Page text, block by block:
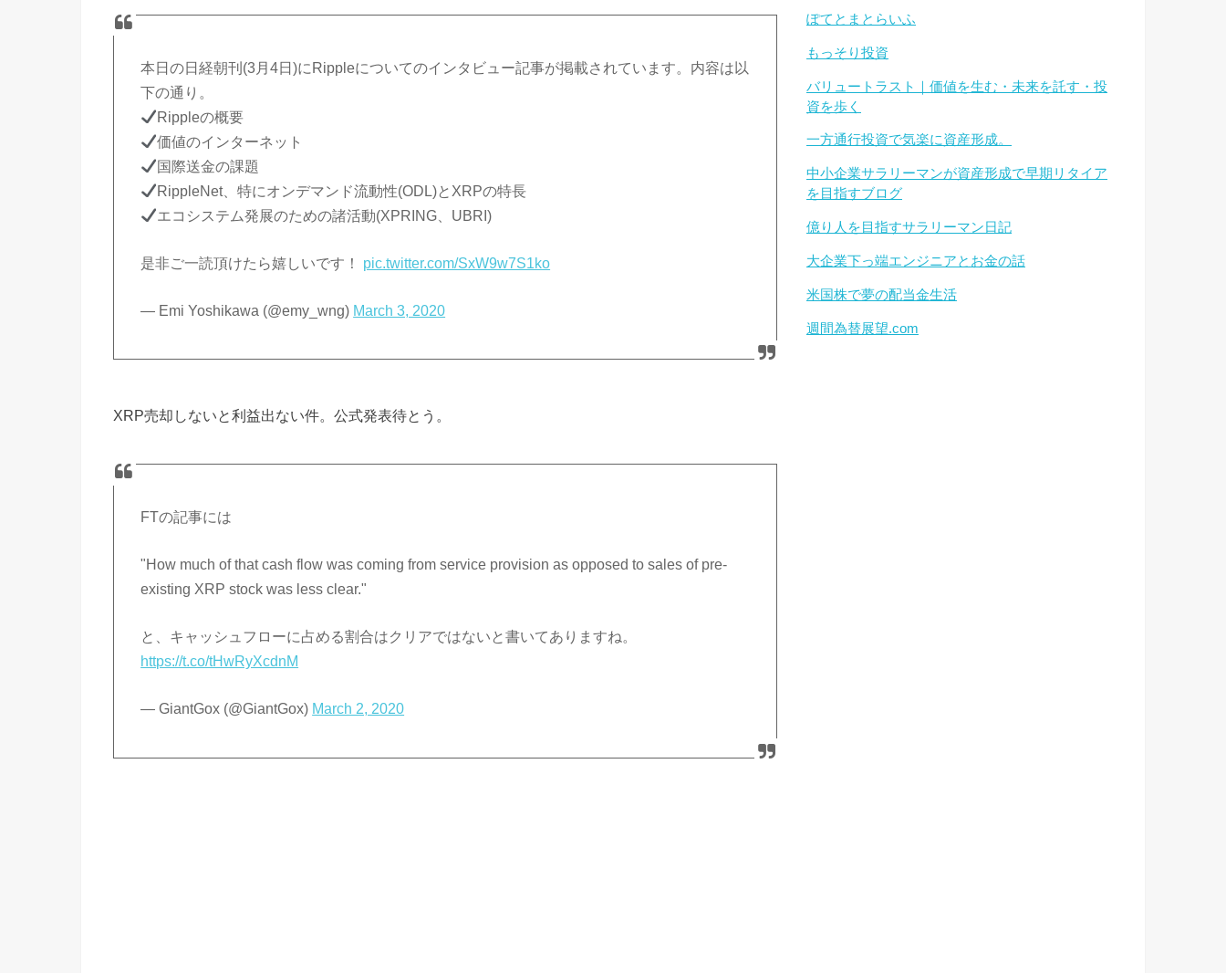
本日の日経朝刊(3月4日)にRippleについてのインタビュー記事が掲載されています。内容は以
下の通り。
Rippleの概要
価値のインターネット
国際送金の課題
RippleNet、特にオンデマンド流動性(ODL)とXRPの特長
エコシステム発展のための諸活動(XPRING、UBRI)
是非ご一読頂けたら嬉しいです！ pic.twitter.com/SxW9w7S1ko
— Emi Yoshikawa (@emy_wng) March 3, 2020
XRP売却しないと利益出ない件。公式発表待とう。
FTの記事には
"How much of that cash flow was coming from service provision as opposed to sales of pre-
existing XRP stock was less clear."
と、キャッシュフローに占める割合はクリアではないと書いてありますね。
https://t.co/tHwRyXcdnM
— GiantGox (@GiantGox) March 2, 2020
ぽてとまとらいふ
もっそり投資
バリュートラスト｜価値を生む・未来を託す・投
資を歩く
一方通行投資で気楽に資産形成。
中小企業サラリーマンが資産形成で早期リタイア
を目指すブログ
億り人を目指すサラリーマン日記
大企業下っ端エンジニアとお金の話
米国株で夢の配当金生活
週間為替展望.com